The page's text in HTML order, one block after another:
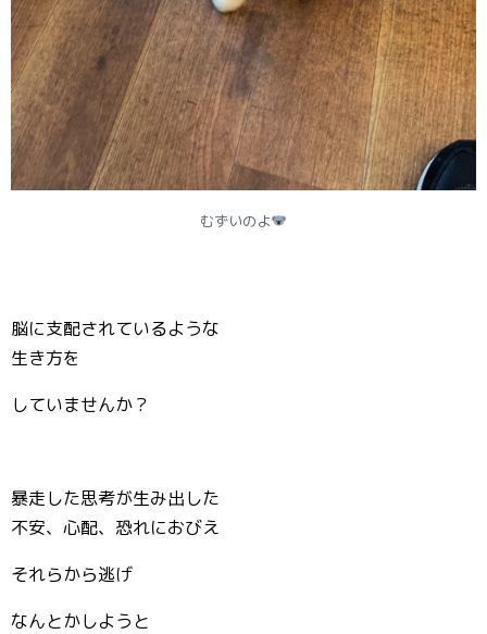
むずいのよ
脳に支配されているような
生き方を
していませんか？
暴走した思考が生み出した
不安、心配、恐れにおびえ
それらから逃げ
なんとかしようと